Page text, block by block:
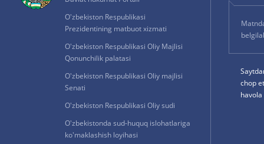
O'zbekiston Respublikasi
Prezidentining matbuot xizmati
O'zbekiston Respublikasi Oliy Majlisi
Qonunchilik palatasi
O'zbekiston Respublikasi Oliy majlisi
Senati
O'zbekiston Respublikasi Oliy sudi
O'zbekistonda sud-huquq islohatlariga
ko'maklashish loyihasi
chop